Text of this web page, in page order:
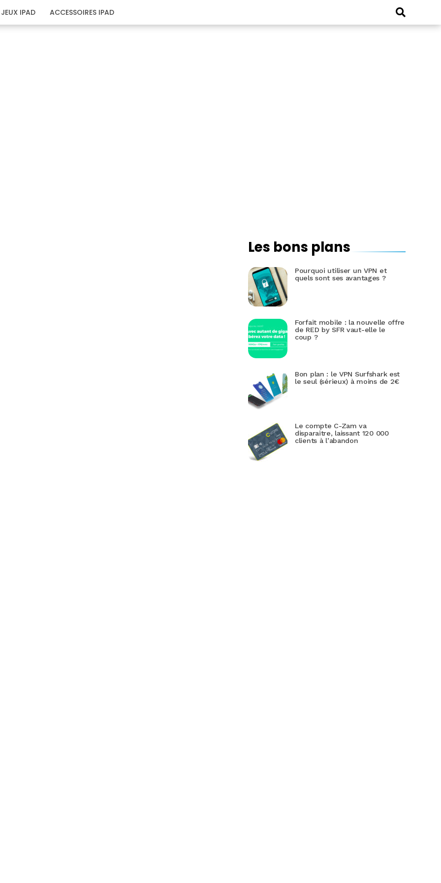
JEUX IPAD ACCESSOIRES IPAD
mise à
Les bons plans
Pourquoi utiliser un VPN et
quels sont ses avantages ?
Forfait mobile : la nouvelle offre
de RED by SFR vaut-elle le
coup ?
Bon plan : le VPN Surfshark est
le seul (sérieux) à moins de 2€
Le compte C-Zam va
disparaitre, laissant 120 000
clients à l’abandon